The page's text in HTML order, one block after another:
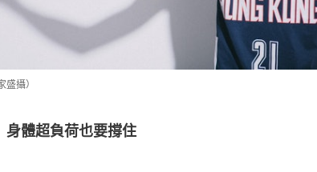
攝）
身體超負荷也要撐住